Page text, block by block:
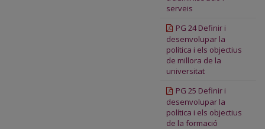
serveis
PG 24 Definir i
desenvolupar la
política i els objectius
de millora de la
universitat
PG 25 Definir i
desenvolupar la
política i els objectius
de la formació